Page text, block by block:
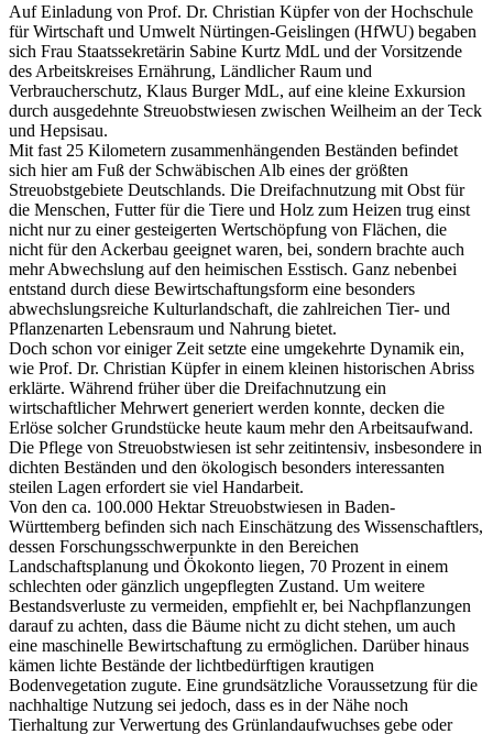
Auf Einladung von Prof. Dr. Christian Küpfer von der Hochschule
für Wirtschaft und Umwelt Nürtingen-Geislingen (HfWU) begaben
sich Frau Staatssekretärin Sabine Kurtz MdL und der Vorsitzende
des Arbeitskreises Ernährung, Ländlicher Raum und
Verbraucherschutz, Klaus Burger MdL, auf eine kleine Exkursion
durch ausgedehnte Streuobstwiesen zwischen Weilheim an der Teck
und Hepsisau.
Mit fast 25 Kilometern zusammenhängenden Beständen befindet
sich hier am Fuß der Schwäbischen Alb eines der größten
Streuobstgebiete Deutschlands. Die Dreifachnutzung mit Obst für
die Menschen, Futter für die Tiere und Holz zum Heizen trug einst
nicht nur zu einer gesteigerten Wertschöpfung von Flächen, die
nicht für den Ackerbau geeignet waren, bei, sondern brachte auch
mehr Abwechslung auf den heimischen Esstisch. Ganz nebenbei
entstand durch diese Bewirtschaftungsform eine besonders
abwechslungsreiche Kulturlandschaft, die zahlreichen Tier- und
Pflanzenarten Lebensraum und Nahrung bietet.
Doch schon vor einiger Zeit setzte eine umgekehrte Dynamik ein,
wie Prof. Dr. Christian Küpfer in einem kleinen historischen Abriss
erklärte. Während früher über die Dreifachnutzung ein
wirtschaftlicher Mehrwert generiert werden konnte, decken die
Erlöse solcher Grundstücke heute kaum mehr den Arbeitsaufwand.
Die Pflege von Streuobstwiesen ist sehr zeitintensiv, insbesondere in
dichten Beständen und den ökologisch besonders interessanten
steilen Lagen erfordert sie viel Handarbeit.
Von den ca. 100.000 Hektar Streuobstwiesen in Baden-
Württemberg befinden sich nach Einschätzung des Wissenschaftlers,
dessen Forschungsschwerpunkte in den Bereichen
Landschaftsplanung und Ökokonto liegen, 70 Prozent in einem
schlechten oder gänzlich ungepflegten Zustand. Um weitere
Bestandsverluste zu vermeiden, empfiehlt er, bei Nachpflanzungen
darauf zu achten, dass die Bäume nicht zu dicht stehen, um auch
eine maschinelle Bewirtschaftung zu ermöglichen. Darüber hinaus
kämen lichte Bestände der lichtbedürftigen krautigen
Bodenvegetation zugute. Eine grundsätzliche Voraussetzung für die
nachhaltige Nutzung sei jedoch, dass es in der Nähe noch
Tierhaltung zur Verwertung des Grünlandaufwuchses gebe oder